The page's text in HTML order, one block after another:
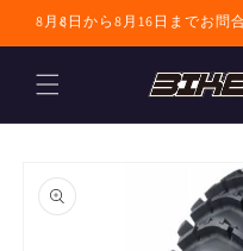
コンテンツに進
8月8日から8月16日までお問
商品情報にスキ